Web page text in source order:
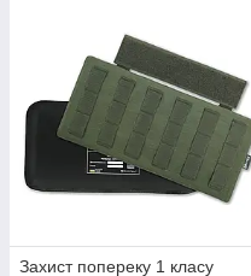
Захист попереку 1 класу